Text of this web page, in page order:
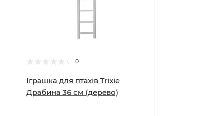
0
Іграшка для птахів Trixie
Драбина 36 см (дерево)